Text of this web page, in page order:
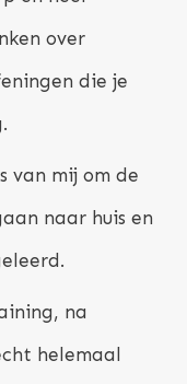
over
die je
van mij om de
naar huis en
na
helemaal